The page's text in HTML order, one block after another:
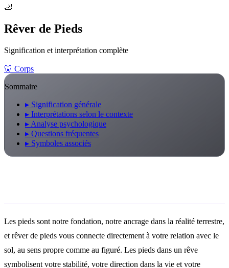
🦶
Rêver de Pieds
Signification et interprétation complète
🦷 Corps
Sommaire
▸ Signification générale
▸ Interprétations selon le contexte
▸ Analyse psychologique
▸ Questions fréquentes
▸ Symboles associés
Les pieds sont notre fondation, notre ancrage dans la réalité terrestre,
et rêver de pieds vous connecte directement à votre relation avec le
sol, au sens propre comme au figuré. Les pieds dans un rêve
symbolisent votre stabilité, votre direction dans la vie et votre